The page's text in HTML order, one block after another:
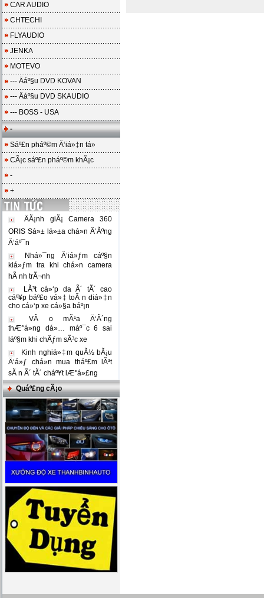
CAR AUDIO
CHTECHI
FLYAUDIO
JENKA
MOTEVO
--- Äáº§u DVD KOVAN
--- Äáº§u DVD SKAUDIO
--- BOSS - USA
-
Sáº£n pháº©m Ä‘iá»‡n tá»­
CÃ¡c sáº£n pháº©m khÃ¡c
-
+
ÄÃ¡nh giÃ¡ Camera 360
ORIS Sá»± lá»±a chá»n Ä‘Ãºng
Ä‘áº¯n
Nhá»¯ng Ä‘iá»ƒm cáº§n
kiá»ƒm tra khi chá»n camera
hÃ nh trÃ¬nh
LÃ³t cá»‘p da Ã´ tÃ´ cao
cáº¥p báº£o vá»‡ toÃ n diá»‡n
cho cá»‘p xe cá»§a báº¡n
VÃ o mÃ¹a Ä‘Ã´ng
thÆ°á»ng dá»… máº¯c 6 sai
láº§m khi chÄƒm sÃ³c xe
Kinh nghiá»‡m quÃ½ bÃ¡u
Ä‘á»ƒ chá»n mua tháº£m lÃ³t
sÃ n Ã´ tÃ´ cháº¥t lÆ°á»£ng
Quáº£ng cÃ¡o